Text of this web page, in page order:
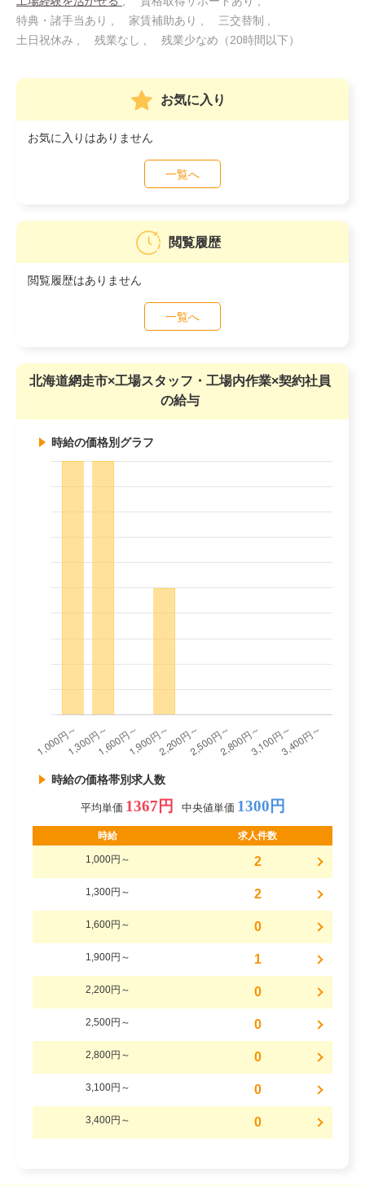
特典・諸手当あり
家賃補助あり
三交替制
土日祝休み
残業なし 残業少なめ（20時間以下）
お気に入り
お気に入りはありません
一覧へ
閲覧履歴
閲覧履歴はありません
一覧へ
北海道網走市×工場スタッフ・工場内作業×契約社員
の給与
時給の価格別グラフ
時給の価格帯別求人数
平均単価 1367円 中央値単価 1300円
時給 求人件数
1,000円～ 2
1,300円～ 2
1,600円～ 0
1,900円～ 1
2,200円～ 0
2,500円～ 0
2,800円～ 0
3,100円～ 0
3,400円～ 0